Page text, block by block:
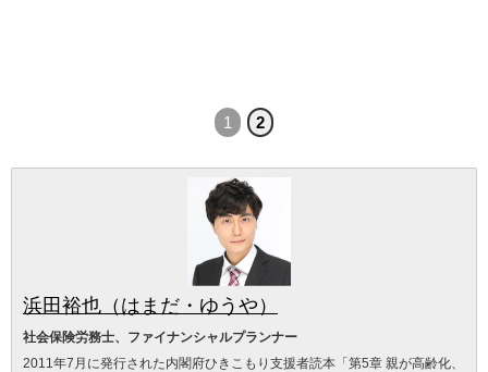
1 2
浜田裕也（はまだ・ゆうや）
社会保険労務士、ファイナンシャルプランナー
2011年7月に発行された内閣府ひきこもり支援者読本「第5章 親が高齢化、